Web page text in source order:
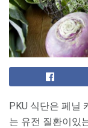
PKU 식단은 페닐
는 유전 질환이있